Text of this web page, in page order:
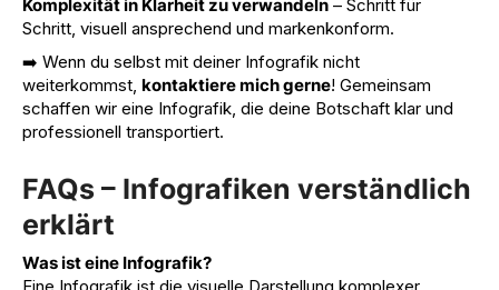
Komplexität in Klarheit zu verwandeln – Schritt für
Schritt, visuell ansprechend und markenkonform.
➡️ Wenn du selbst mit deiner Infografik nicht
weiterkommst, kontaktiere mich gerne! Gemeinsam
schaffen wir eine Infografik, die deine Botschaft klar und
professionell transportiert.
FAQs – Infografiken verständlich
erklärt
Was ist eine Infografik?